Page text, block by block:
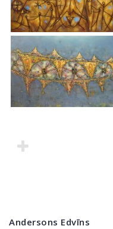
Andersons Edvīns